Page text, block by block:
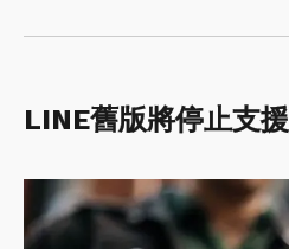
LINE舊版將停止支援